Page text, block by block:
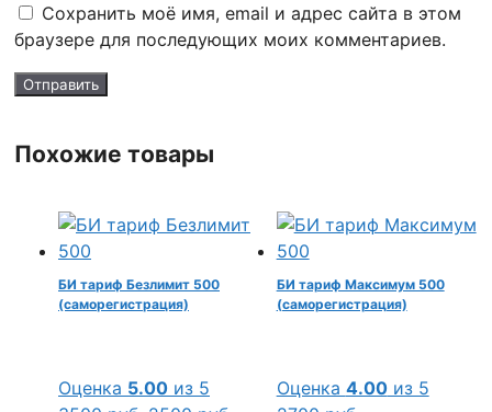
Сохранить моё имя, email и адрес сайта в этом
браузере для последующих моих комментариев.
Похожие товары
БИ тариф Безлимит 500
(саморегистрация)
Оценка 5.00 из 5
БИ тариф Максимум 500
(саморегистрация)
Оценка 4.00из 5